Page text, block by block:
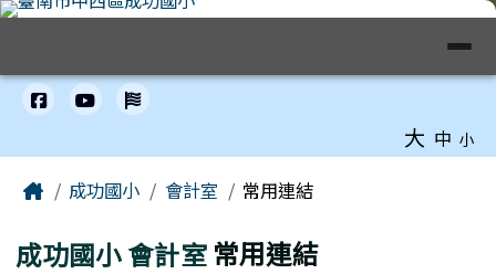
跳至主內容區
臺南市中西區成功國小全球資訊網
大 中 小
主內容區域
Home成功國小 會計室 常用連結
成功國小會計室 常用連結
頁尾區域